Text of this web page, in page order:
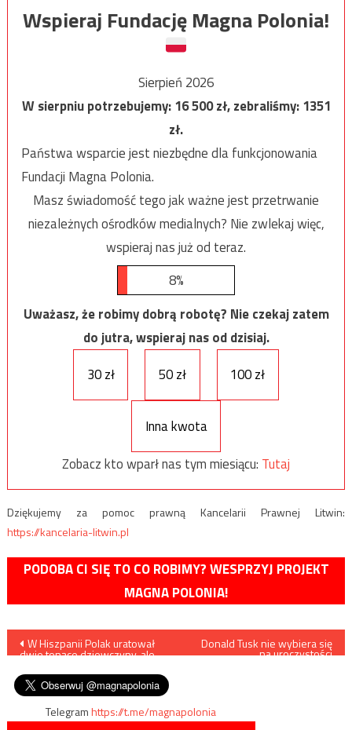
Wspieraj Fundację Magna Polonia!
Sierpień 2026
W sierpniu potrzebujemy:16 500zł, zebraliśmy:1351
zł.
Państwa wsparcie jest niezbędne dla funkcjonowania
Fundacji Magna Polonia.
Masz świadomość tego jak ważne jest przetrwanie
niezależnych ośrodków medialnych? Nie zwlekaj więc,
wspieraj nas już od teraz.
8%
Uważasz, że robimy dobrą robotę? Nie czekaj zatem
do jutra, wspieraj nas od dzisiaj.
30 zł
50 zł 100 zł
Inna kwota
Zobacz kto wparł nas tym miesiącu: Tutaj
Dziękujemy za pomoc prawną Kancelarii Prawnej Litwin:
https://kancelaria-litwin.pl
PODOBA CI SIĘ TO CO ROBIMY? WESPRZYJ PROJEKT
MAGNA POLONIA!
Nawigacja
wpisu
W Hiszpanii Polak uratował
dwie tonące dziewczyny, ale
Donald Tusk nie wybiera się
na uroczystości
Telegramhttps://t.me/magnapolonia